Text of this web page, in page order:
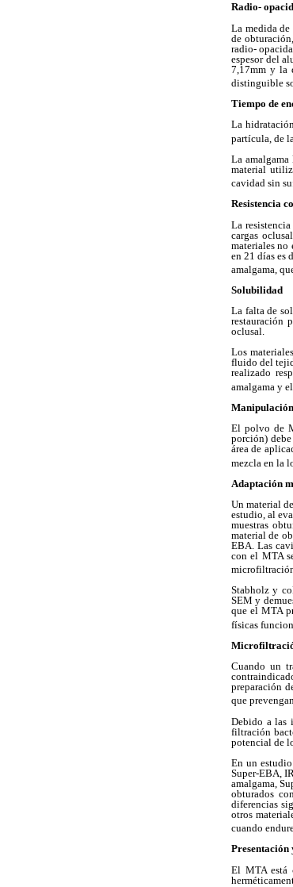
Radio-
La medida
de
radio-
espesor del
7,17mm y la
distinguible
Tiempo de
La
partícula, de
La
material
cavidad sin
Resistencia
La
cargas
materiales no
en 21 días es
amalgama,
Solubilidad
La falta de
restauración
oclusal.
Los
fluido del
realizado
amalgama y
Manipulación
El polvo de
porción)
área de
mezcla en la
Adaptación
Un material
estudio, al
muestras
material de
EBA. Las
con el MTA
Stabholz y
SEM y
que el MTA
físicas
Cuando un
preparación
que
Debido a las
filtración
potencial de
En un
Super-EBA,
amalgama,
obturados
diferencias
otros
cuando
El MTA está